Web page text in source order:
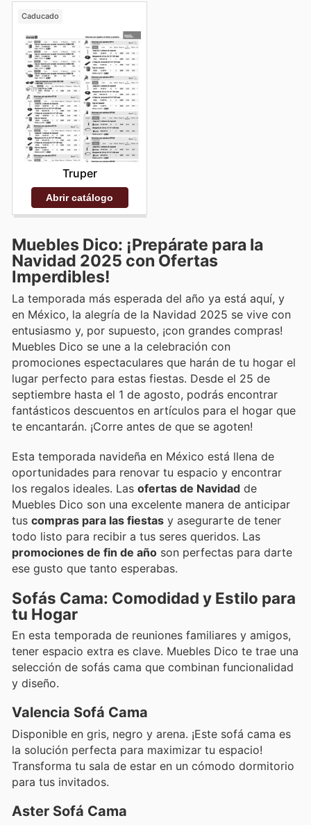
Caducado
Truper
Abrir catálogo
Muebles Dico: ¡Prepárate para la
Navidad 2025 con Ofertas
Imperdibles!
La temporada más esperada del año ya está aquí, y
en México, la alegría de la Navidad 2025 se vive con
entusiasmo y, por supuesto, ¡con grandes compras!
Muebles Dico se une a la celebración con
promociones espectaculares que harán de tu hogar el
lugar perfecto para estas fiestas. Desde el 25 de
septiembre hasta el 1 de agosto, podrás encontrar
fantásticos descuentos en artículos para el hogar que
te encantarán. ¡Corre antes de que se agoten!
Esta temporada navideña en México está llena de
oportunidades para renovar tu espacio y encontrar
los regalos ideales. Las ofertas de Navidad de
Muebles Dico son una excelente manera de anticipar
tus compras para las fiestas y asegurarte de tener
todo listo para recibir a tus seres queridos. Las
promociones de fin de año son perfectas para darte
ese gusto que tanto esperabas.
Sofás Cama: Comodidad y Estilo para
tu Hogar
En esta temporada de reuniones familiares y amigos,
tener espacio extra es clave. Muebles Dico te trae una
selección de sofás cama que combinan funcionalidad
y diseño.
Valencia Sofá Cama
Disponible en gris, negro y arena. ¡Este sofá cama es
la solución perfecta para maximizar tu espacio!
Transforma tu sala de estar en un cómodo dormitorio
para tus invitados.
Aster Sofá Cama